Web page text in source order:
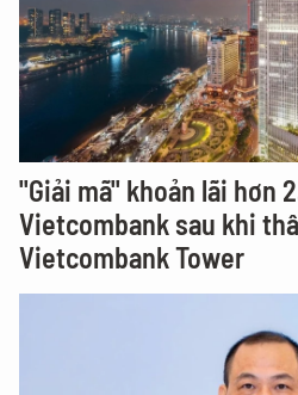
"Giải mã" khoản lãi hơn
Vietcombank sau khi
Vietcombank Tower